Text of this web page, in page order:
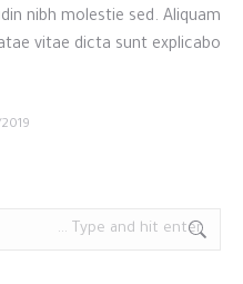
nibh molestie sed. Aliquam
vitae dicta sunt explicabo
Search: